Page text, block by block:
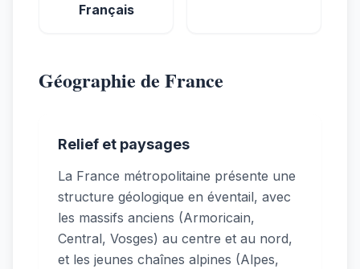
Français
Géographie de France
Relief et paysages
La France métropolitaine présente une
structure géologique en éventail, avec
les massifs anciens (Armoricain,
Central, Vosges) au centre et au nord,
et les jeunes chaînes alpines (Alpes,